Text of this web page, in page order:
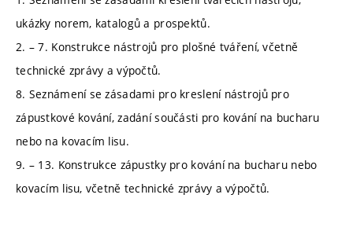
ukázky norem, katalogů a prospektů.
2. – 7. Konstrukce nástrojů pro plošné tváření, včetně
technické zprávy a výpočtů.
8. Seznámení se zásadami pro kreslení nástrojů pro
zápustkové kování, zadání součásti pro kování na bucharu
nebo na kovacím lisu.
9. – 13. Konstrukce zápustky pro kování na bucharu nebo
kovacím lisu, včetně technické zprávy a výpočtů.